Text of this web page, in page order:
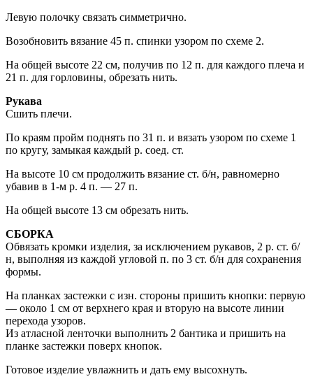
Левую полочку связать симметрично.
Возобновить вязание 45 п. спинки узором по схеме 2.
На общей высоте 22 см, получив по 12 п. для каждого плеча и
21 п. для горловины, обрезать нить.
Рукава
Сшить плечи.
По краям пройм поднять по 31 п. и вязать узором по схеме 1
по кругу, замыкая каждый р. соед. ст.
На высоте 10 см продолжить вязание ст. б/н, равномерно
убавив в 1-м р. 4 п. — 27 п.
На общей высоте 13 см обрезать нить.
СБОРКА
Обвязать кромки изделия, за исключением рукавов, 2 р. ст. б/
н, выполняя из каждой угловой п. по 3 ст. б/н для сохранения
формы.
На планках застежки с изн. стороны пришить кнопки: первую
— около 1 см от верхнего края и вторую на высоте линии
перехода узоров.
Из атласной ленточки выполнить 2 бантика и пришить на
планке застежки поверх кнопок.
Готовое изделие увлажнить и дать ему высохнуть.